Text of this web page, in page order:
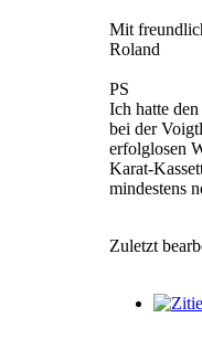
Mit
Roland
PS
Ich hatte
bei der
erfolglosen
Karat-
mindestens
Zuletzt